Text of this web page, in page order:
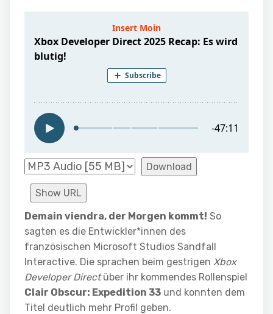
Download
Show URL
Demain viendra, der Morgen kommt! So
sagten es die Entwickler*innen des
französischen Microsoft Studios Sandfall
Interactive. Die sprachen beim gestrigen Xbox
Developer Directüber ihr kommendes Rollenspiel
Clair Obscur: Expedition 33 und konnten dem
Titel deutlich mehr Profil geben.